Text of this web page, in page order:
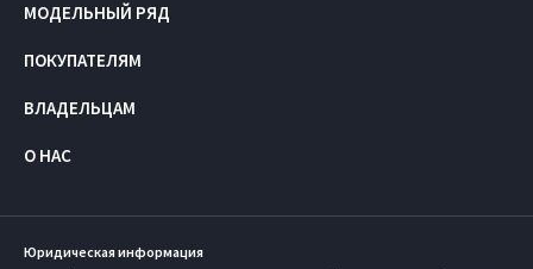
МОДЕЛЬНЫЙ РЯД
ПОКУПАТЕЛЯМ
ВЛАДЕЛЬЦАМ
О НАС
Юридическая информация